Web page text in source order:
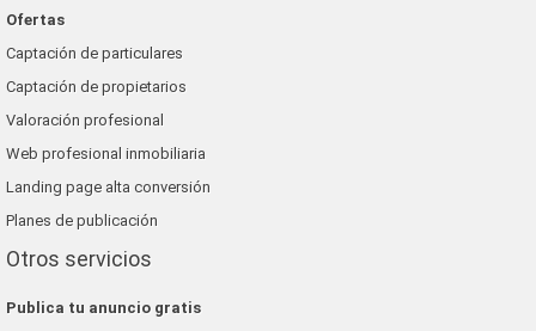
Ofertas
Captación de particulares
Captación de propietarios
Valoración profesional
Web profesional inmobiliaria
Landing page alta conversión
Planes de publicación
Otros servicios
Publica tu anuncio gratis